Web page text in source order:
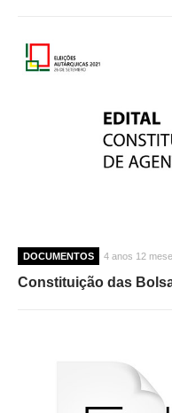
DOCUMENTOS 4 anos 12
Constituição das